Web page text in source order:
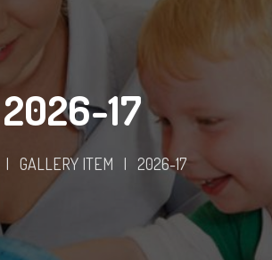
2026-17
| GALLERY ITEM | 2026-17